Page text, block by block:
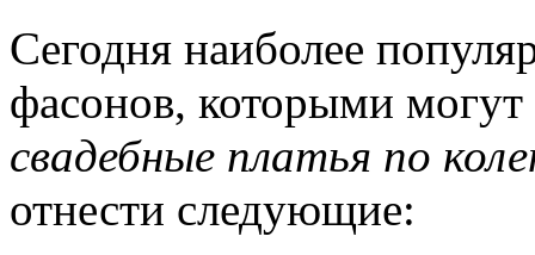
Сегодня наиболее
фасонов, которыми могут
свадебные платья по
отнести следующие: